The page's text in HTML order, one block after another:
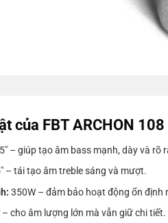
của FBT ARCHON 108
– giúp tạo âm bass mạnh, dày và rõ
– tái tạo âm treble sáng và mượt.
350W – đảm bảo hoạt động ổn định
– cho âm lượng lớn mà vẫn giữ chi tiết.